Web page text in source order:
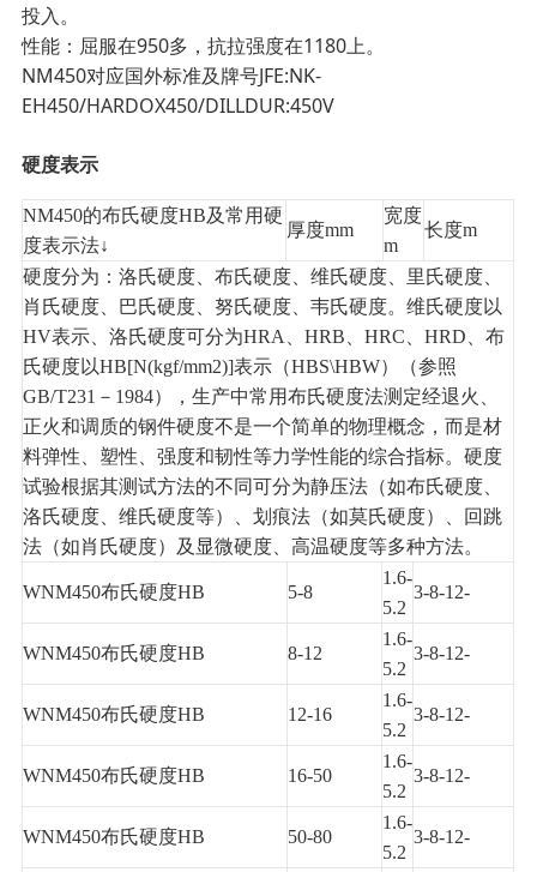
投入。
性能：屈服在950多，抗拉强度在1180上。
NM450对应国外标准及牌号JFE:NK-
EH450/HARDOX450/DILLDUR:450V
硬度表示
NM450的布氏硬度HB及常用硬
度表示法↓
厚度mm
宽度
m
长度m
硬度分为：洛氏硬度 、布氏硬度 、维氏硬度 里氏硬度
肖氏硬度
巴氏硬度 努氏硬度 、韦氏硬度。维氏硬度以
HV表示、洛氏硬度可分为HRA、HRB、HRC、HRD、布
氏硬度以HB[N(kgf/mm2)]表示（HBS\HBW）（参照
GB/T231－1984），生产中常用布氏硬度法测定经退火、
正火和调质的钢件硬度不是一个简单的物理概念，而是材
料弹性、 塑性 、强度和韧性等力学性能的综合指标。硬度
试验根据其测试方法的不同可分为静压法（如布氏硬度、
洛氏硬度、维氏硬度等）、划痕法（如莫氏硬度）、回跳
法（如肖氏硬度）及 显微硬度、高温硬度等多种方法。
WNM450布氏硬度HB 5-8
1.6-
5.2
3-8-12-
WNM450布氏硬度HB 8-12
1.6-
5.2
3-8-12-
WNM450布氏硬度HB 12-16
1.6-
5.2
3-8-12-
WNM450布氏硬度HB 16-50
1.6-
5.2
3-8-12-
WNM450布氏硬度HB 50-80
1.6-
5.2
3-8-12-